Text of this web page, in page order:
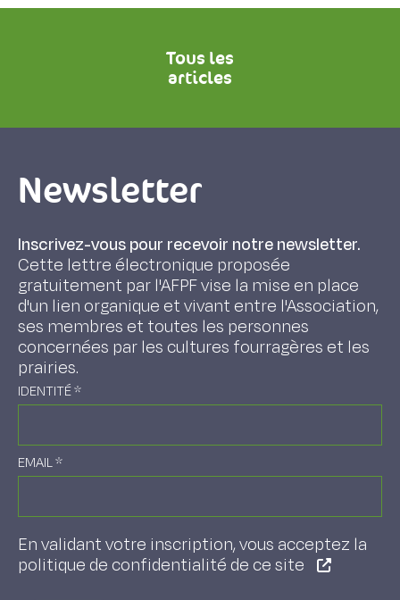
Tous les
articles
Newsletter
Inscrivez-vous pour recevoir notre newsletter.
Cette lettre électronique proposée
gratuitement par l'AFPF vise la mise en place
d'un lien organique et vivant entre l'Association,
ses membres et toutes les personnes
concernées par les cultures fourragères et les
prairies.
IDENTITÉ*
EMAIL*
En validant votre inscription, vous acceptez la
politique de confidentialité de ce site